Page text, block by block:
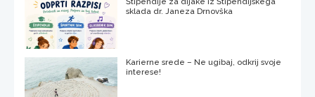
sklada dr. Janeza Drnovška
Karierne srede – Ne ugibaj, odkrij svoje
interese!